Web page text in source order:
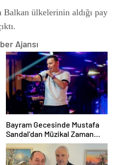
Balkan ülkelerinin aldığı pay
Ajansı
Bayram Gecesinde Mustafa
Sandal’dan Müzikal Zaman
Yolculuğu